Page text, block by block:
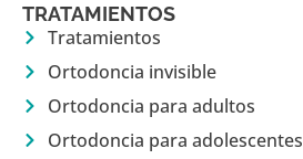
TRATAMIENTOS
Tratamientos
Ortodoncia invisible
Ortodoncia para adultos
Ortodoncia para adolescentes